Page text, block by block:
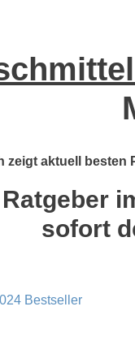
aktuell
sofort
Bestseller